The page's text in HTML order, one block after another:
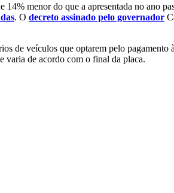
14% menor do que a apresentada no ano
. O decreto assinado pelo governador
de veículos que optarem pelo
varia de acordo com o final da placa.